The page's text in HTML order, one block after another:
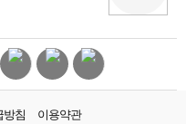
방침 이용약관